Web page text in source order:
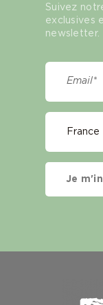
Suivez
exclusives
newsletter.
Je